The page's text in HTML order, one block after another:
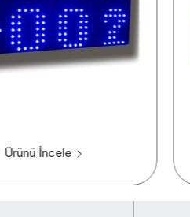
Ürünü İncele